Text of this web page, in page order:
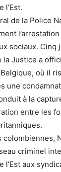
l’Est.
de la Police
sociaux. Cinq
la Justice a
où il
une
à la
entre les
colombiennes,
criminel
l’Est aux